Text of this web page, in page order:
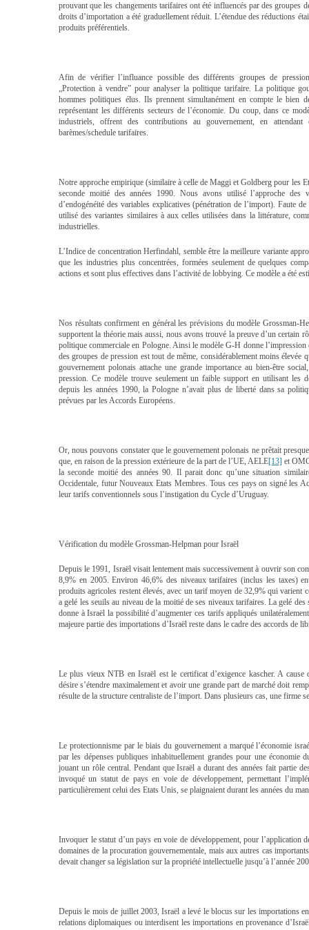
prouvant que les changements tarifaires ont été influencés par des groupes
droits d’importation a été graduellement réduit. L’étendue des réductions
produits préférentiels.
Afin de vérifier l’influance possible des différents groupes de
„Protection à vendre” pour analyser la politique tarifaire. La politique
hommes politiques élus. Ils prennent simultanément en compte le bien
représentant les différents secteurs de l’économie. Du coup, dans ce
industriels, offrent des contributions au gouvernement, en
barèmes/schedule tarifaires.
Notre approche empirique (similaire à celle de Maggi et Goldberg pour les
seconde moitié des années 1990. Nous avons utilisé l’approche des
d’endogénéité des variables explicatives (pénétration de l’import). Faute
utilisé des variantes similaires à aux celles utilisées dans la littérature,
industrielles.
L’Indice de concentration Herfindahl, semble être la meilleure variante
que les industries plus concentrées, formées seulement de quelques
actions et sont plus effectives dans l’activité de lobbying. Ce modèle a été
Nos résultats confirment en général les prévisions du modèle Grossman-
supportent la théorie mais aussi, nous avons trouvé la preuve d’un certain
politique commerciale en Pologne. Ainsi le modèle G-H donne
des groupes de pression est tout de même, considérablement moins
gouvernement polonais attache une grande importance au bien-être
pression. Ce modèle trouve seulement un faible support en utilisant les
depuis les années 1990, la Pologne n’avait plus de liberté dans sa
prévues par les Accords Européens.
Or, nous pouvons constater que le gouvernement polonais ne prêtait
que, en raison de la pression extérieure de la part de l’UE, AELE[13] et
la seconde moitié des années 90. Il parait donc qu’une situation
Occidentale, futur Nouveaux Etats Membres. Tous ces pays on signé les
leur tarifs conventionnels sous l’instigation du Cycle d’Uruguay.
Vérification du modèle Grossman-Helpman pour Israël
Depuis le 1991, Israël visait lentement mais successivement à ouvrir son
8,9% en 2005. Environ 46,6% des niveaux tarifaires (inclus les taxes)
produits agricoles restent élevés, avec un tarif moyen de 32,9% qui varient
a gelé les seuils au niveau de la moitié de ses niveaux tarifaires. La gelé
donne à Israël la possibilité d’augmenter ces tarifs appliqués
majeure partie des importations d’Israël reste dans le cadre des accords de
Le plus vieux NTB en Israël est le certificat d’exigence kascher. A
désire s’étendre maximalement et avoir une grande part de marché doit
résulte de la structure centraliste de l’import. Dans plusieurs cas, une firme
Le protectionnisme par le biais du gouvernement a marqué l’économie
par les dépenses publiques inhabituellement grandes pour une
jouant un rôle central. Pendant que Israël a durant des années fait partie
invoqué un statut de pays en voie de développement, permettant
particulièrement celui des Etats Unis, se plaignaient durant les années du
Invoquer le statut d’un pays en voie de développement, pour l’application
domaines de la procuration gouvernementale, mais aux autres cas
devait changer sa législation sur la propriété intellectuelle jusqu’à l’année
Depuis le mois de juillet 2003, Israël a levé le blocus sur les importations
relations diplomaiques ou interdisent les importations en provenance